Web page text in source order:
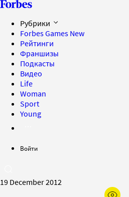
Рубрики
Forbes Games New
Рейтинги
Франшизы
Подкасты
Видео
Life
Woman
Sport
Young
Войти
19 December 2012